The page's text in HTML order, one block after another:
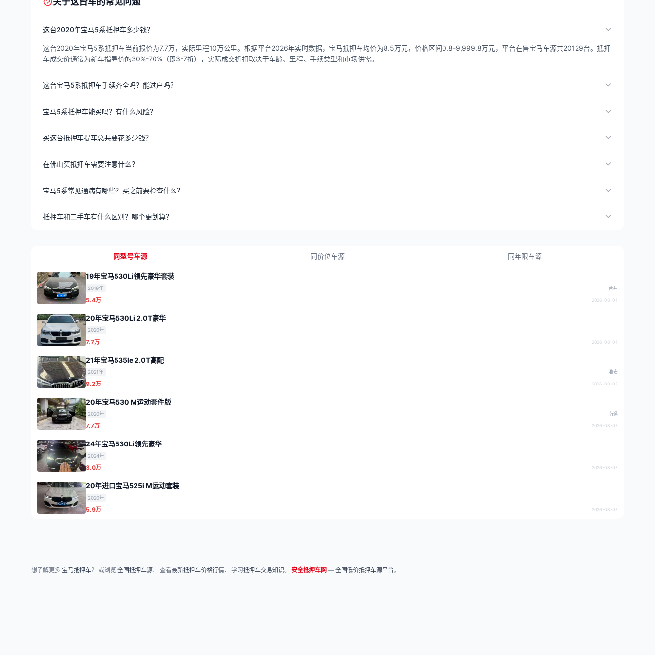
这台2020年宝马5系抵押车多少钱？
这台2020年宝马5系抵押车当前报价为7.7万，实际里程10万公里。根据平台2026年实时数据，宝马抵押车均价为8.5万元，价格区间0.8-9,999.8万元，平台在售宝马车源共20129台。抵押
车成交价通常为新车指导价的30%-70%（即3-7折），实际成交折扣取决于车龄、里程、手续类型和市场供需。
这台宝马5系抵押车手续齐全吗？能过户吗？
宝马5系抵押车能买吗？有什么风险？
买这台抵押车提车总共要花多少钱？
在佛山买抵押车需要注意什么？
宝马5系常见通病有哪些？买之前要检查什么？
抵押车和二手车有什么区别？哪个更划算？
同型号车源 同价位车源 同年限车源
19年宝马530Li领先豪华套装
2019年 台州
5.4万 2026-08-04
20年宝马530Li 2.0T豪华
2020年
7.7万 2026-08-04
21年宝马535le 2.0T高配
2021年 淮安
9.2万 2026-08-03
20年宝马530 M运动套件版
2020年 南通
7.7万 2026-08-03
24年宝马530Li领先豪华
2024年
3.0万 2026-08-03
20年进口宝马525i M运动套装
2020年
5.9万 2026-08-03
想了解更多 宝马抵押车？ 或浏览 全国抵押车源、 查看最新抵押车价格行情、 学习抵押车交易知识。 安全抵押车网 — 全国低价抵押车源平台。